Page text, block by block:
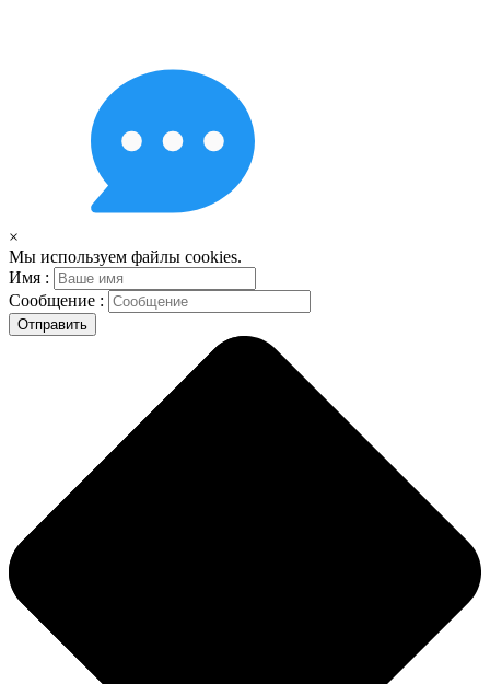
×
Мы используем файлы cookies.
Имя :
Сообщение :
Отправить